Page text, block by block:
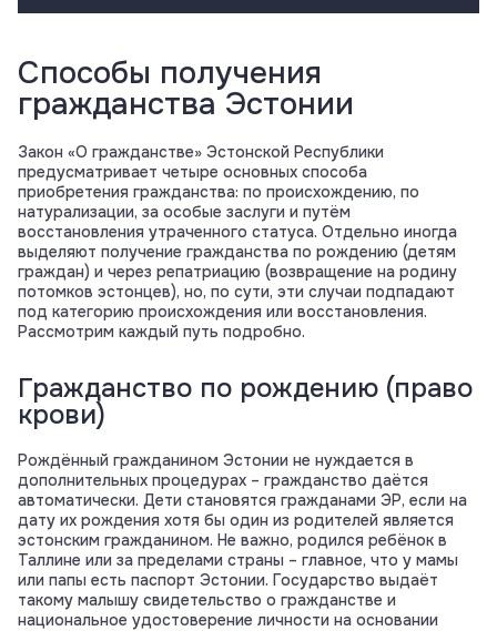
Способы получения
гражданства Эстонии
Закон «О гражданстве» Эстонской Республики
предусматривает четыре основных способа
приобретения гражданства: по происхождению, по
натурализации, за особые заслуги и путём
восстановления утраченного статуса. Отдельно иногда
выделяют получение гражданства по рождению (детям
граждан) и через репатриацию (возвращение на родину
потомков эстонцев), но, по сути, эти случаи подпадают
под категорию происхождения или восстановления.
Рассмотрим каждый путь подробно.
Гражданство по рождению (право
крови)
Рождённый гражданином Эстонии не нуждается в
дополнительных процедурах – гражданство даётся
автоматически. Дети становятся гражданами ЭР, если на
дату их рождения хотя бы один из родителей является
эстонским гражданином. Не важно, родился ребёнок в
Таллине или за пределами страны – главное, что у мамы
или папы есть паспорт Эстонии. Государство выдаёт
такому малышу свидетельство о гражданстве и
национальное удостоверение личности на основании